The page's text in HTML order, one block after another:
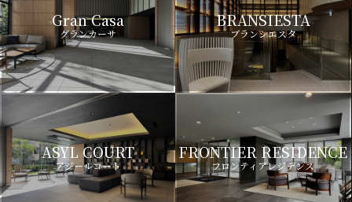
Gran Casa
グランカーサ
BRANSIESTA
ブランシエスタ
ASYL COURT
アジールコート
FRONTIER RESIDENCE
フロンティアレジデンス